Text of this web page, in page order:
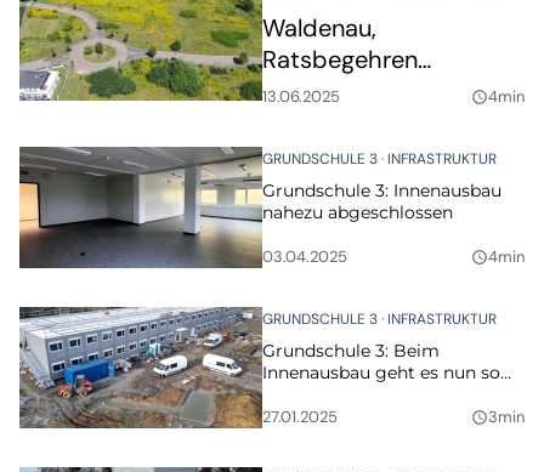
Waldenau,
Ratsbegehren
Merkwitz, Name für die
umfangreicher Juni-
Stadtrat
13.06.2025 query_builder4min
GRUNDSCHULE 3 INFRASTRUKTUR
Grundschule 3: Innenausbau
nahezu abgeschlossen
03.04.2025 query_builder4min
GRUNDSCHULE 3 INFRASTRUKTUR
Grundschule 3: Beim
Innenausbau geht es nun so
27.01.2025 query_builder3min